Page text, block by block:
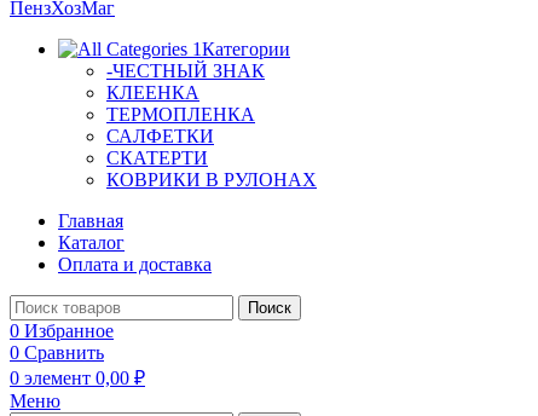
Категории
-ЧЕСТНЫЙ ЗНАК
КЛЕЕНКА
ТЕРМОПЛЕНКА
САЛФЕТКИ
СКАТЕРТИ
КОВРИКИ В РУЛОНАХ
Главная
Каталог
Оплата и доставка
Поиск
0 Избранное
0 Сравнить
0 элемент 0,00 ₽
Меню